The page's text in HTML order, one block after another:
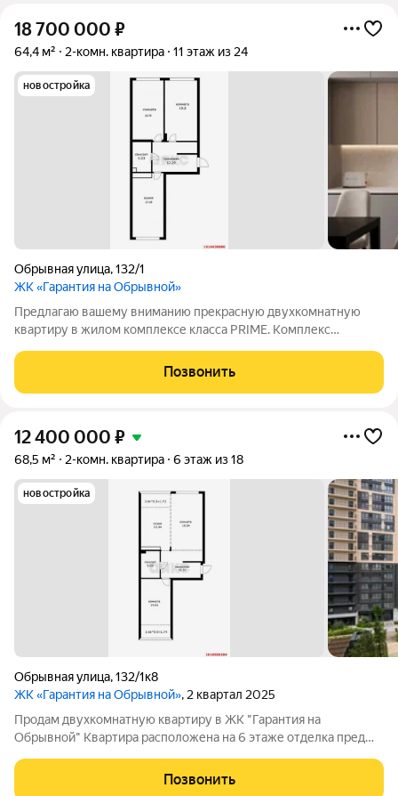
18 700 000 ₽
64,4 м² 2-комн. квартира 11 этаж из 24
новостройка
Обрывная улица,132/1
ЖК «Гарантия на Обрывной»
Предлагаю вашему вниманию прекрасную двухкомнатную
квартиру в жилом комплексе класса PRIME. Комплекс
набережными, своими ресторанами, коворкингом, событийной
площадкой и с выходом к природному
Позвонить
12 400 000 ₽
68,5 м² 2-комн. квартира 6 этаж из 18
новостройка
Обрывная улица,132/1к8
ЖК «Гарантия на Обрывной», 2 квартал 2025
Продам двухкомнатную квартиру в ЖК "Гарантия на
Обрывной" Квартира расположена на 6 этаже отделка пред
две стороны. Из квартиры открывается красивый вид. На
территории комплекса собственная
Позвонить